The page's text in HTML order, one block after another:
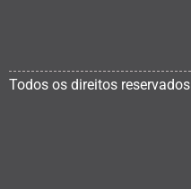
Todos os direitos reservados